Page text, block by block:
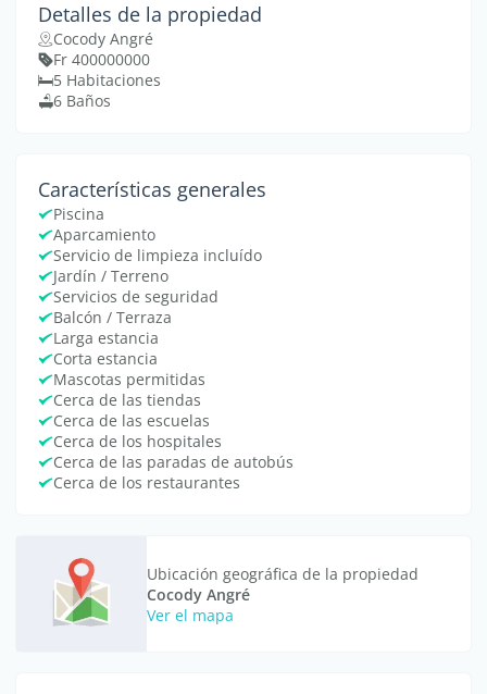
Detalles de la propiedad
Cocody Angré
Fr 400000000
5 Habitaciones
6 Baños
Características generales
Piscina
Aparcamiento
Servicio de limpieza incluído
Jardín / Terreno
Servicios de seguridad
Balcón / Terraza
Larga estancia
Corta estancia
Mascotas permitidas
Cerca de las tiendas
Cerca de las escuelas
Cerca de los hospitales
Cerca de las paradas de autobús
Cerca de los restaurantes
Ubicación geográfica de la propiedad
Cocody Angré
Ver el mapa